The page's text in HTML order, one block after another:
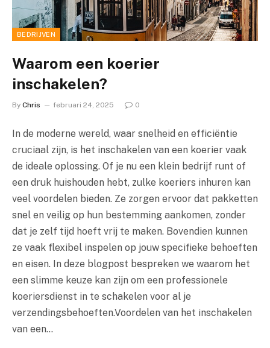
BEDRIJVEN
Waarom een koerier
inschakelen?
By Chris februari 24, 2025 0
In de moderne wereld, waar snelheid en efficiëntie
cruciaal zijn, is het inschakelen van een koerier vaak
de ideale oplossing. Of je nu een klein bedrijf runt of
een druk huishouden hebt, zulke koeriers inhuren kan
veel voordelen bieden. Ze zorgen ervoor dat pakketten
snel en veilig op hun bestemming aankomen, zonder
dat je zelf tijd hoeft vrij te maken. Bovendien kunnen
ze vaak flexibel inspelen op jouw specifieke behoeften
en eisen. In deze blogpost bespreken we waarom het
een slimme keuze kan zijn om een professionele
koeriersdienst in te schakelen voor al je
verzendingsbehoeften.Voordelen van het inschakelen
van een…